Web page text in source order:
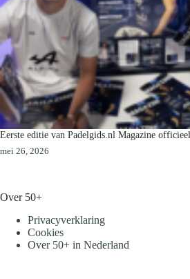
Eerste editie van Padelgids.nl Magazine
mei 26, 2026
Over 50+
Privacyverklaring
Cookies
Over 50+ in Nederland